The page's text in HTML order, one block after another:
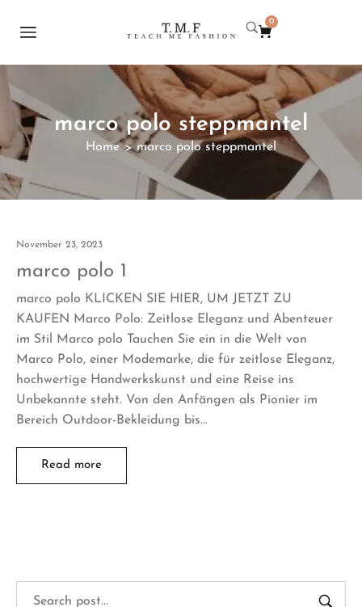
0
marco polo steppmantel
Home > marco polo steppmantel
November 23, 2023
marco polo 1
marco polo KLICKEN SIE HIER, UM JETZT ZU
KAUFEN Marco Polo: Zeitlose Eleganz und Abenteuer
im Stil Marco polo Tauchen Sie ein in die Welt von
Marco Polo, einer Modemarke, die für zeitlose Eleganz,
hochwertige Handwerkskunst und eine Reise ins
Unbekannte steht. Von den Anfängen als Pionier im
Bereich Outdoor-Bekleidung bis…
Read more